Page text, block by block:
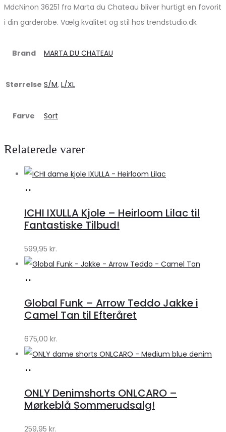
MdcNinon 36251 fra Marta du Chateau bliver hurtigt en favorit
i din garderobe. Vælg kvalitet og stil hos trendstudio.dk
Brand MARTA DU CHATEAU
Størrelse S/M, L/XL
Farve Sort
Relaterede varer
Klædeskabet.dk
ICHI IXULLA Kjole – Heirloom Lilac til
Fantastiske Tilbud!
599,95 kr.
Lykke
Lykke
Global Funk – Arrow Teddo Jakke i
Camel Tan til Efteråret
675,00 kr.
Klædeskabet.dk
ONLY Denimshorts ONLCARO –
Mørkeblå Sommerudsalg!
259,95 kr.